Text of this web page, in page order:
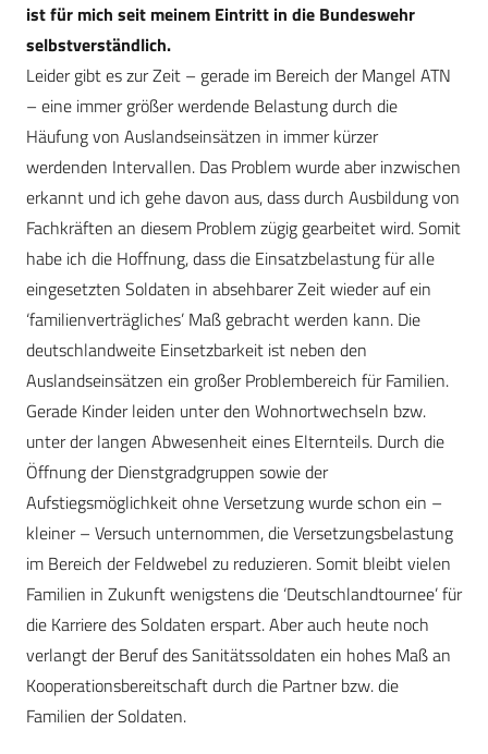
ist für mich seit meinem Eintritt in die Bundeswehr
selbstverständlich.
Leider gibt es zur Zeit – gerade im Bereich der Mangel ATN
– eine immer größer werdende Belastung durch die
Häufung von Auslandseinsätzen in immer kürzer
werdenden Intervallen. Das Problem wurde aber inzwischen
erkannt und ich gehe davon aus, dass durch Ausbildung von
Fachkräften an diesem Problem zügig gearbeitet wird. Somit
habe ich die Hoffnung, dass die Einsatzbelastung für alle
eingesetzten Soldaten in absehbarer Zeit wieder auf ein
‘familienverträgliches’ Maß gebracht werden kann. Die
deutschlandweite Einsetzbarkeit ist neben den
Auslandseinsätzen ein großer Problembereich für Familien.
Gerade Kinder leiden unter den Wohnortwechseln bzw.
unter der langen Abwesenheit eines Elternteils. Durch die
Öffnung der Dienstgradgruppen sowie der
Aufstiegsmöglichkeit ohne Versetzung wurde schon ein –
kleiner – Versuch unternommen, die Versetzungsbelastung
im Bereich der Feldwebel zu reduzieren. Somit bleibt vielen
Familien in Zukunft wenigstens die ‘Deutschlandtournee’ für
die Karriere des Soldaten erspart. Aber auch heute noch
verlangt der Beruf des Sanitätssoldaten ein hohes Maß an
Kooperationsbereitschaft durch die Partner bzw. die
Familien der Soldaten.